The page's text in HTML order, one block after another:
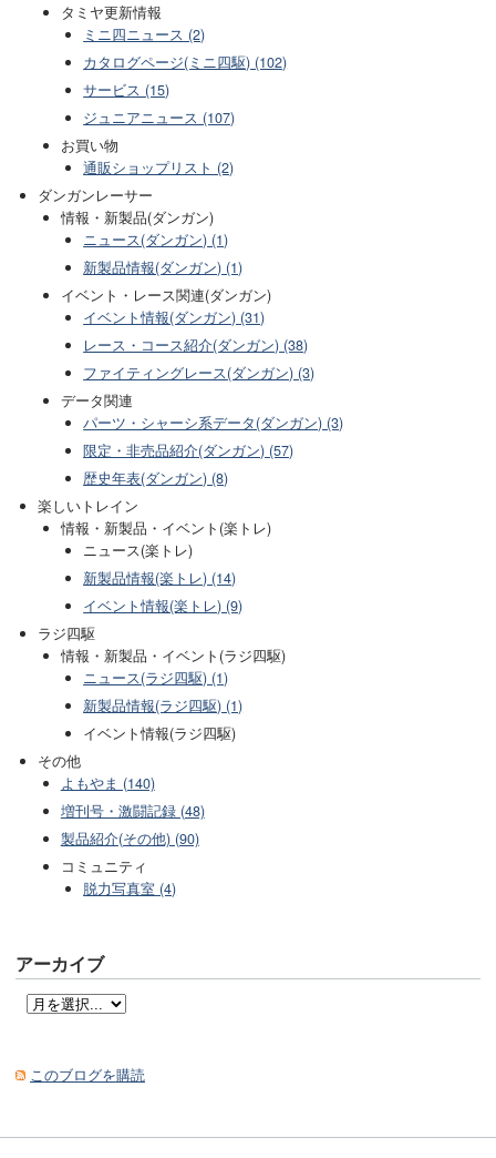
タミヤ更新情報
ミニ四ニュース (2)
カタログページ(ミニ四駆) (102)
サービス (15)
ジュニアニュース (107)
お買い物
通販ショップリスト (2)
ダンガンレーサー
情報・新製品(ダンガン)
ニュース(ダンガン) (1)
新製品情報(ダンガン) (1)
イベント・レース関連(ダンガン)
イベント情報(ダンガン) (31)
レース・コース紹介(ダンガン) (38)
ファイティングレース(ダンガン) (3)
データ関連
パーツ・シャーシ系データ(ダンガン) (3)
限定・非売品紹介(ダンガン) (57)
歴史年表(ダンガン) (8)
楽しいトレイン
情報・新製品・イベント(楽トレ)
ニュース(楽トレ)
新製品情報(楽トレ) (14)
イベント情報(楽トレ) (9)
ラジ四駆
情報・新製品・イベント(ラジ四駆)
ニュース(ラジ四駆) (1)
新製品情報(ラジ四駆) (1)
イベント情報(ラジ四駆)
その他
よもやま (140)
増刊号・激闘記録 (48)
製品紹介(その他) (90)
コミュニティ
脱力写真室 (4)
アーカイブ
このブログを購読